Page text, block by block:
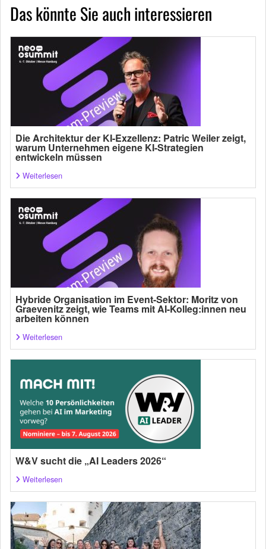
Das könnte Sie auch interessieren
Die Architektur der KI-Exzellenz: Patric Weiler zeigt,
warum Unternehmen eigene KI-Strategien
entwickeln müssen
Weiterlesen
Hybride Organisation im Event-Sektor: Moritz von
Graevenitz zeigt, wie Teams mit AI-Kolleg:innen neu
arbeiten können
Weiterlesen
W&V sucht die „AI Leaders 2026“
Weiterlesen